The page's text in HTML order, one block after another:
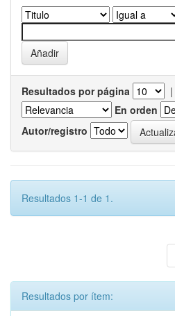
Resultados por página |
En orden
Autor/registro
Resultados 1-1 de 1.
Resultados por ítem: